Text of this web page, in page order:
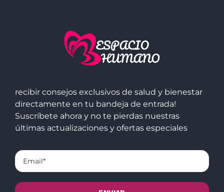
recibir consejos exclusivos de salud y bienestar
directamente en tu bandeja de entrada!
Suscríbete ahora y no te pierdas nuestras
últimas actualizaciones y ofertas especiales